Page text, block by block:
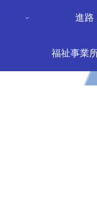
進路
福祉事業